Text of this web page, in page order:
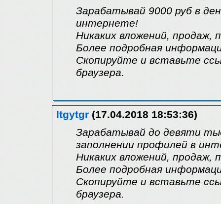
Зарабатывай 9000 руб в
интернете!
Никаких вложений,
Более подробная
Скопируйте и вставьте
браузера.
Itgytgr (17.04.2018 18:53:36)
Зарабатывай до девяти
заполнении профилей в
Никаких вложений,
Более подробная
Скопируйте и вставьте
браузера.